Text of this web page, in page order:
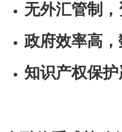
无外汇管制
政府效率高
知识产权保